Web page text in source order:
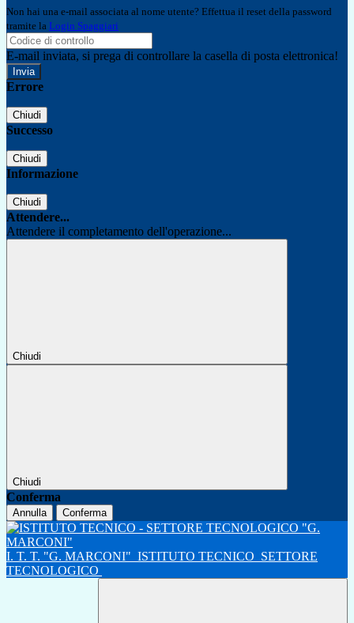
Non hai una e-mail associata al nome utente? Effettua il reset della password
tramite la Login Spaggiari
E-mail inviata, si prega di controllare la casella di posta elettronica!
Errore
Chiudi
Successo
Chiudi
Informazione
Chiudi
Attendere...
Attendere il completamento dell'operazione...
Chiudi
Chiudi
Conferma
Annulla Conferma
I. T. T. "G. MARCONI" ISTITUTO TECNICO SETTORE
TECNOLOGICO